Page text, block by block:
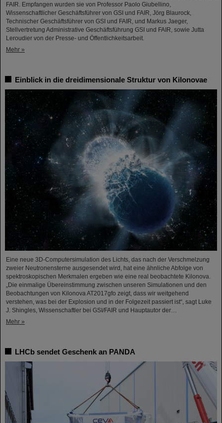
FAIR. Empfangen wurden sie von Professor Paolo Giubellino,
Wissenschaftlicher Geschäftsführer von GSI und FAIR, Jörg Blaurock,
Technischer Geschäftsführer von GSI und FAIR, und Markus Jaeger,
Stellvertretung Administrative Geschäftsführung GSI und FAIR, sowie Jutta
Leroudier von der Presse- und Öffentlichkeitsarbeit.
Mehr »
Einblick in die dreidimensionale Struktur von Kilonovae
Eine neue 3D-Computersimulation des Lichts, das nach der Verschmelzung
zweier Neutronensterne ausgesendet wird, hat eine ähnliche Abfolge von
spektroskopischen Merkmalen ergeben wie eine real beobachtete Kilonova.
„Die einmalige Übereinstimmung zwischen unseren Simulationen und den
Beobachtungen von Kilonova AT2017gfo zeigt, dass wir weitgehend
verstehen, was bei der Explosion und in der Folgezeit passiert ist“, sagt Luke
J. Shingles, Wissenschaftler bei GSI/FAIR und Hauptautor der…
Mehr »
LHCb sendet Geschenk an PANDA